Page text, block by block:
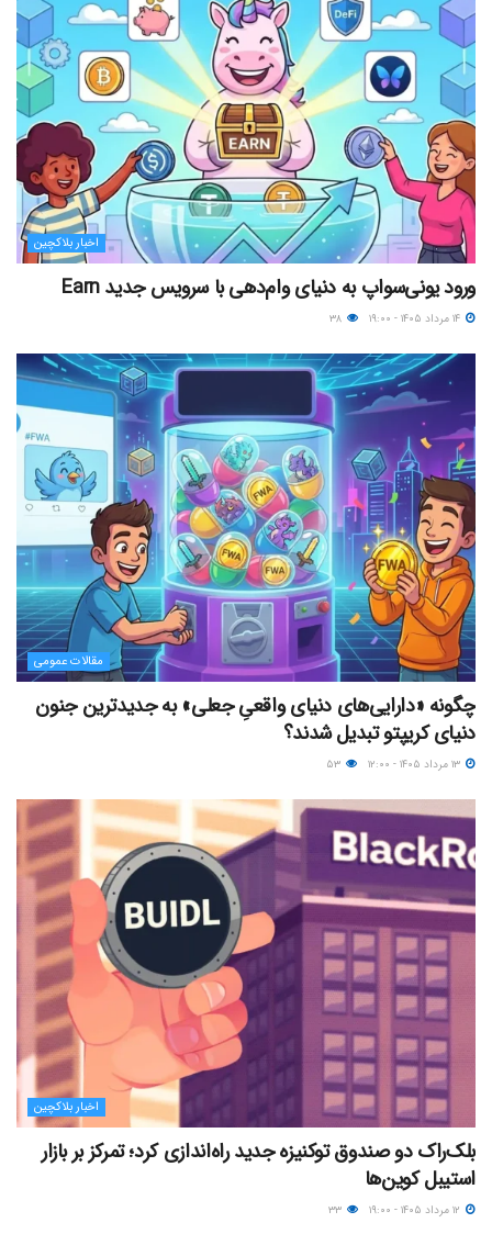
اخبار بلاکچین
ورود یونی‌سواپ به دنیای وام‌دهی با سرویس جدید Earn
مقالات عمومی
چگونه «دارایی‌های دنیای واقعیِ جعلی» به جدیدترین جنون
دنیای کریپتو تبدیل شدند؟
اخبار بلاکچین
بلک‌راک دو صندوق توکنیزه جدید راه‌اندازی کرد؛ تمرکز بر بازار
استیبل کوین‌ها